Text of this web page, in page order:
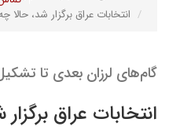
انتخابات عراق برگزار شد،
گام‌های لرزان بعدی تا
انتخابات عراق